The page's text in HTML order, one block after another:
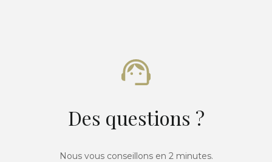
Des questions ?
Nous vous conseillons en 2 minutes.